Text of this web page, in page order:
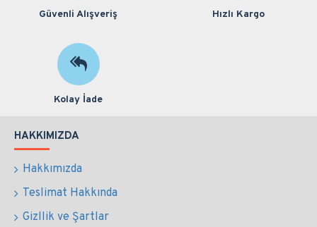
Güvenli Alışveriş Hızlı Kargo
Kolay İade
HAKKIMIZDA
Hakkımızda
Teslimat Hakkında
Gizllik ve Şartlar